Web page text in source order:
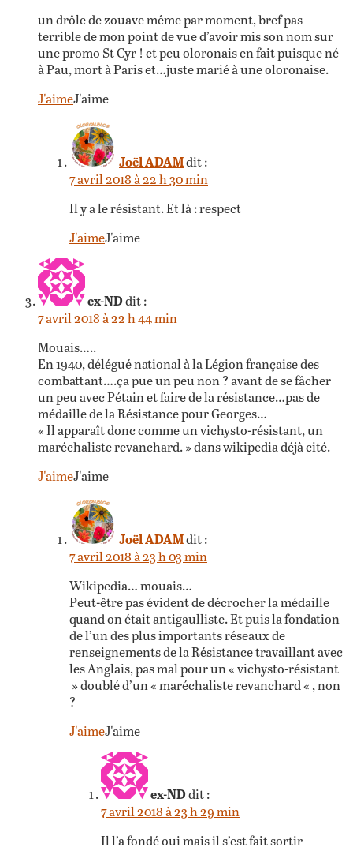
un drôle de zouave même par moment, bref pas
terrible de mon point de vue d’avoir mis son nom sur
une promo St Cyr ! et peu oloronais en fait puisque né
à Pau, mort à Paris et…juste marié à une oloronaise.
J'aimeJ'aime
Joël ADAMdit :
7 avril 2018 à 22 h 30 min
Il y a le résistant. Et là : respect
J'aimeJ'aime
ex-NDdit :
7 avril 2018 à 22 h 44 min
Mouais…..
En 1940, délégué national à la Légion française des
combattant….ça pue un peu non ? avant de se fâcher
un peu avec Pétain et faire de la résistance…pas de
médaille de la Résistance pour Georges…
« Il apparaît donc comme un vichysto-résistant, un
maréchaliste revanchard. » dans wikipedia déjà cité.
J'aimeJ'aime
Joël ADAMdit :
7 avril 2018 à 23 h 03 min
Wikipedia… mouais…
Peut-être pas évident de décrocher la médaille
quand on était antigaulliste. Et puis la fondation
de l’un des plus importants réseaux de
renseignements de la Résistance travaillant avec
les Anglais, pas mal pour un « vichysto-résistant
» doublé d’un « maréchaliste revanchard « , non
?
J'aimeJ'aime
ex-NDdit :
7 avril 2018 à 23 h 29 min
Il l’a fondé oui mais il s’est fait sortir